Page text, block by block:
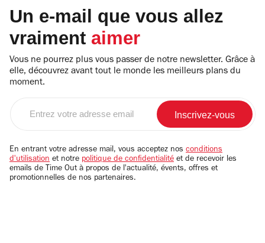
Un e-mail que vous allez
vraiment aimer
Vous ne pourrez plus vous passer de notre newsletter. Grâce à
elle, découvrez avant tout le monde les meilleurs plans du
moment.
email
En entrant votre adresse mail, vous acceptez nos conditions
d'utilisation et notre politique de confidentialité et de recevoir les
emails de Time Out à propos de l'actualité, évents, offres et
promotionnelles de nos partenaires.